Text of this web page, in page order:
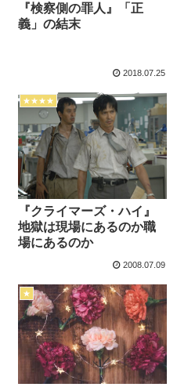
『検察側の罪人』「正
義」の結末
2018.07.25
★★★★
『クライマーズ・ハイ』
地獄は現場にあるのか職
場にあるのか
2008.07.09
★